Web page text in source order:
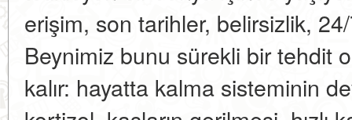
erişim, son tarihler, belirsizlik,
Beynimiz bunu sürekli bir tehdit
kalır: hayatta kalma sisteminin